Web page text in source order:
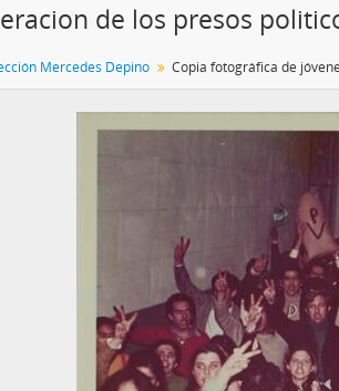
de los presos
Mercedes Depino